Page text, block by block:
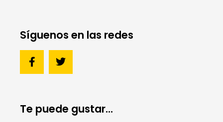
Síguenos en las redes
Te puede gustar...